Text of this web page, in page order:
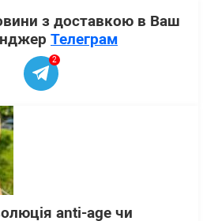
з доставкою в Ваш
Телеграм
2
anti-age чи